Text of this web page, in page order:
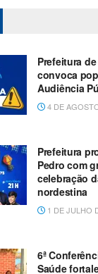
Prefeitura
convoca
Audiência
4 DE
Prefeitura
Pedro com
celebração
nordestina
1 DE JULHO
6ª
Saúde